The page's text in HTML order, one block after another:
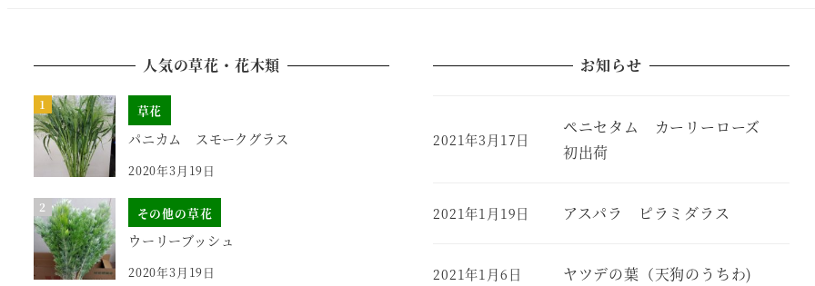
人気の草花・花木類
草花
パニカム スモークグラス
2020年3月19日
その他の草花
ウーリーブッシュ
2020年3月19日
お知らせ
ペニセタム カーリーローズ
初出荷
2021年3月17日
アスパラ ピラミダラス
2021年1月19日
ヤツデの葉（天狗のうちわ)
2021年1月6日